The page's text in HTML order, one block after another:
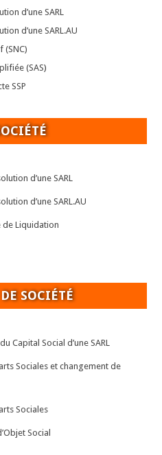
d’une SARL
d’une SARL.AU
(SNC)
(SAS)
SSP
d’une SARL
d’une SARL.AU
de Liquidation
SOCIÉTÉ
Capital Social d’une SARL
Sociales et changement de
Sociales
Social